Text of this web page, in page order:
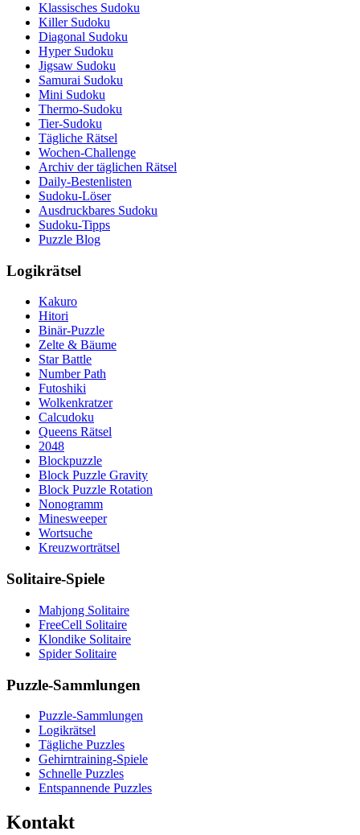
Klassisches Sudoku
Killer Sudoku
Diagonal Sudoku
Hyper Sudoku
Jigsaw Sudoku
Samurai Sudoku
Mini Sudoku
Thermo-Sudoku
Tier-Sudoku
Tägliche Rätsel
Wochen-Challenge
Archiv der täglichen Rätsel
Daily-Bestenlisten
Sudoku-Löser
Ausdruckbares Sudoku
Sudoku-Tipps
Puzzle Blog
Logikrätsel
Kakuro
Hitori
Binär-Puzzle
Zelte & Bäume
Star Battle
Number Path
Futoshiki
Wolkenkratzer
Calcudoku
Queens Rätsel
2048
Blockpuzzle
Block Puzzle Gravity
Block Puzzle Rotation
Nonogramm
Minesweeper
Wortsuche
Kreuzworträtsel
Solitaire-Spiele
Mahjong Solitaire
FreeCell Solitaire
Klondike Solitaire
Spider Solitaire
Puzzle-Sammlungen
Puzzle-Sammlungen
Logikrätsel
Tägliche Puzzles
Gehirntraining-Spiele
Schnelle Puzzles
Entspannende Puzzles
Kontakt